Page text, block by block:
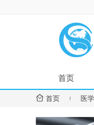
首页
 首页  医